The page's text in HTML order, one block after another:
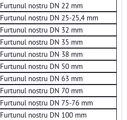
Furtunul nostru DN 22 mm
Furtunul nostru DN 25-25,4 mm
Furtunul nostru DN 32 mm
Furtunul nostru DN 35 mm
Furtunul nostru DN 38 mm
Furtunul nostru DN 50 mm
Furtunul nostru DN 63 mm
Furtunul nostru DN 70 mm
Furtunul nostru DN 75-76 mm
Furtunul nostru DN 100 mm